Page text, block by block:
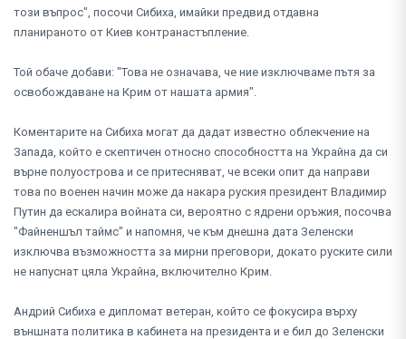
този въпрос", посочи Сибиха, имайки предвид отдавна
планираното от Киев контранастъпление.
Той обаче добави: "Това не означава, че ние изключваме пътя за
освобождаване на Крим от нашата армия".
Коментарите на Сибиха могат да дадат известно облекчение на
Запада, който е скептичен относно способността на Украйна да си
върне полуострова и се притесняват, че всеки опит да направи
това по военен начин може да накара руския президент Владимир
Путин да ескалира войната си, вероятно с ядрени оръжия, посочва
"Файненшъл таймс" и напомня, че към днешна дата Зеленски
изключва възможността за мирни преговори, докато руските сили
не напуснат цяла Украйна, включително Крим.
Андрий Сибиха е дипломат ветеран, който се фокусира върху
външната политика в кабинета на президента и е бил до Зеленски